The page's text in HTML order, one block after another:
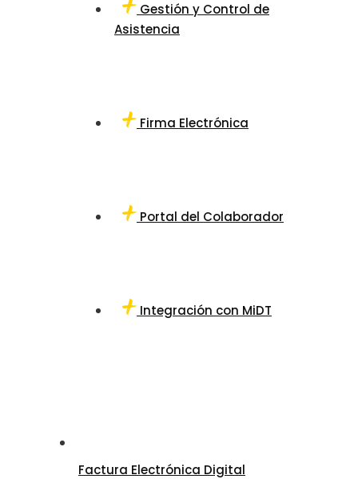
Gestión y Control de
Asistencia
Firma Electrónica
Portal del Colaborador
Integración con MiDT
Factura Electrónica Digital